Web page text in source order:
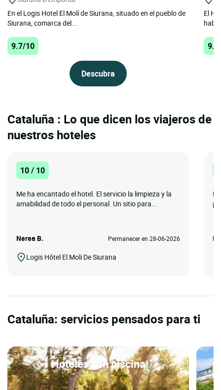
En el Logis Hotel El Molí de Siurana, situado en el pueblo de
Siurana, comarca del...
9.7/10
Descubra
El
Cataluña : Lo que dicen los viajeros de
nuestros hoteles
10 / 10
Me ha encantado el hotel. El servicio la limpieza y la
amabilidad de todo el personal. Un sitio para...
Nerea B. Permanecer en 28-06-2026
Logis Hôtel El Moli De Siurana
Cataluña: servicios pensados para ti
Hoteles con piscina